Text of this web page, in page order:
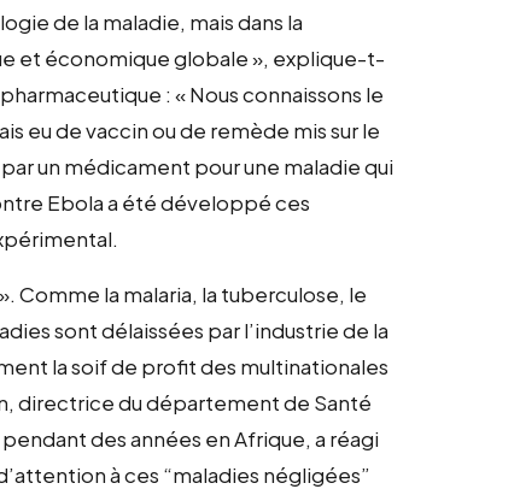
de la maladie, mais dans la
et économique globale », explique-t-
: « Nous connaissons le
eu de vaccin ou de remède mis sur le
un médicament pour une maladie qui
Ebola a été développé ces
Comme la malaria, la tuberculose, le
sont délaissées par l’industrie de la
la soif de profit des multinationales
directrice du département de Santé
des années en Afrique, a réagi
à ces “maladies négligées”